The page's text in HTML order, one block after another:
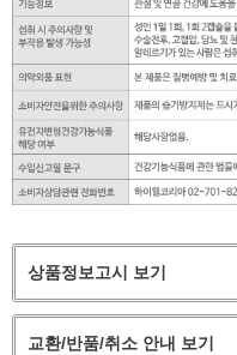
상품정보고시 보기
교환/반품/취소 안내 보기